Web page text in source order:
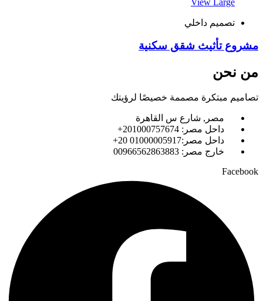
تصميم داخلي
مشروع تأثيث شقق سكنية
من نحن
تصاميم مبتكرة مصممة خصيصًا لرؤيتك
مصر, شارع س القاهرة
داحل مصر: 201000757674+
داحل مصر:01000005917 20+
خارج مصر: 00966562863883
Facebook